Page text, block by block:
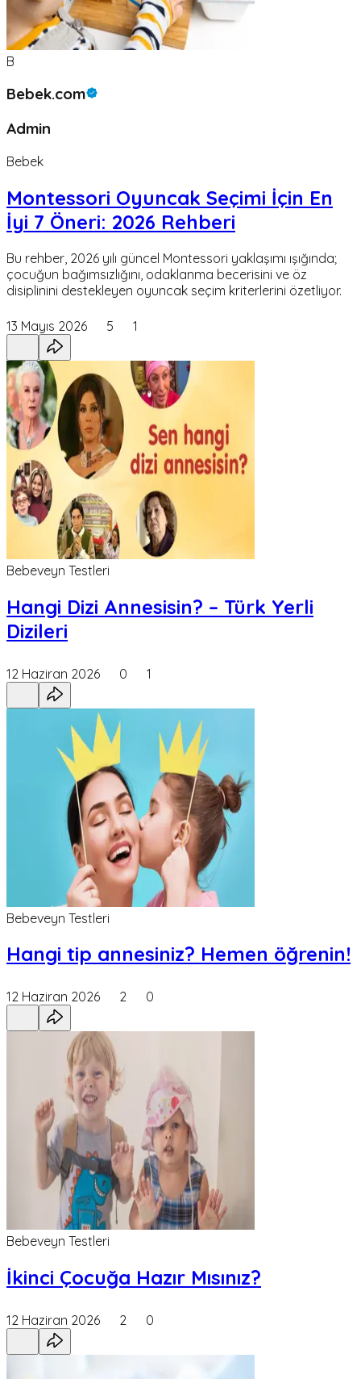
B
Bebek.com
Admin
Bebek
Montessori Oyuncak Seçimi İçin En
İyi 7 Öneri: 2026 Rehberi
Bu rehber, 2026 yılı güncel Montessori yaklaşımı ışığında;
çocuğun bağımsızlığını, odaklanma becerisini ve öz
disiplinini destekleyen oyuncak seçim kriterlerini özetliyor.
13 Mayıs 2026 5 1
Bebeveyn Testleri
Hangi Dizi Annesisin? – Türk Yerli
Dizileri
12 Haziran 2026 0 1
Bebeveyn Testleri
Hangi tip annesiniz? Hemen öğrenin!
12 Haziran 2026 2 0
Bebeveyn Testleri
İkinci Çocuğa Hazır Mısınız?
12 Haziran 2026 2 0